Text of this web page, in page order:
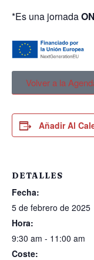
*Es una jornada
Volver a la
Añadir Al
DETALLES
Fecha:
5 de febrero de 2025
Hora:
9:30 am - 11:00 am
Coste: